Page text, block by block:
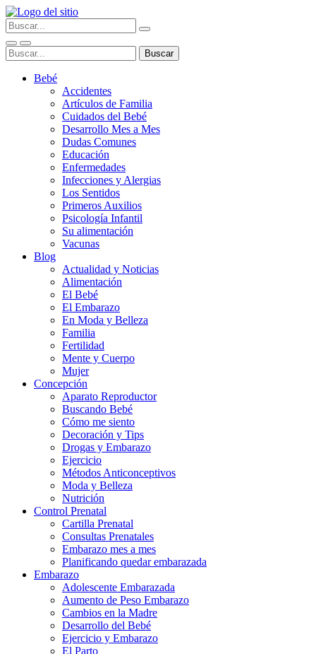
Bebé
Accidentes
Artículos de Familia
Cuidados del Bebé
Desarrollo Mes a Mes
Dudas Comunes
Educación
Enfermedades
Infecciones y Alergias
Los Sentidos
Primeros Auxilios
Psicología Infantil
Su alimentación
Vacunas
Blog
Actualidad y Noticias
Alimentación
El Bebé
El Embarazo
En Moda y Belleza
Familia
Fertilidad
Mente y Cuerpo
Mujer
Concepción
Aparato Reproductor
Buscando Bebé
Cómo me siento
Decoración y Tips
Drogas y Embarazo
Ejercicio
Métodos Anticonceptivos
Moda y Belleza
Nutrición
Control Prenatal
Cartilla Prenatal
Consultas Prenatales
Embarazo mes a mes
Planificando quedar embarazada
Embarazo
Adolescente Embarazada
Aumento de Peso Embarazo
Cambios en la Madre
Desarrollo del Bebé
Ejercicio y Embarazo
El Parto